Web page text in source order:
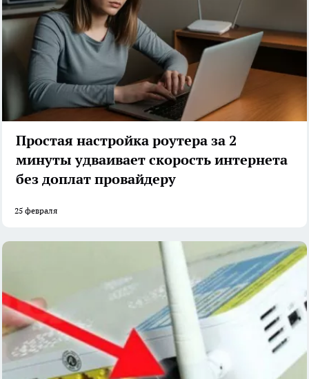
Простая настройка роутера за 2
минуты удваивает скорость интернета
без доплат провайдеру
25 февраля